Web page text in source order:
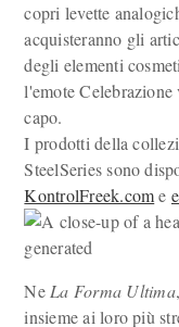
copri levette
acquisteranno gli
degli elementi
l'emote
capo.
I prodotti della
SteelSeries sono
KontrolFreek.come
Ne La Forma Ultima
insieme ai loro più